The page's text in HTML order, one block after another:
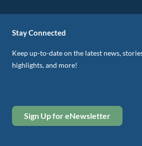
Stay Connected
Keep up-to-date on the latest news,
highlights, and more!
Sign Up for eNewsletter